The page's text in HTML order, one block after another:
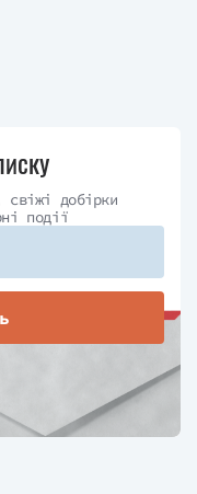
добірки
події